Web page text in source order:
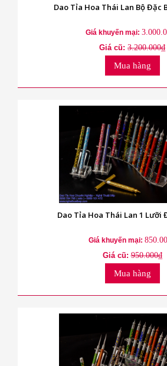
Dao Tỉa Hoa Thái Lan Bộ Đặc
Giá khuyến mại:
Giá cũ: 3.200.000₫
Mua hàng
Dao Tỉa Hoa Thái Lan 1 Lưỡi
Giá khuyến mại:
Giá cũ:950.000₫
Mua hàng